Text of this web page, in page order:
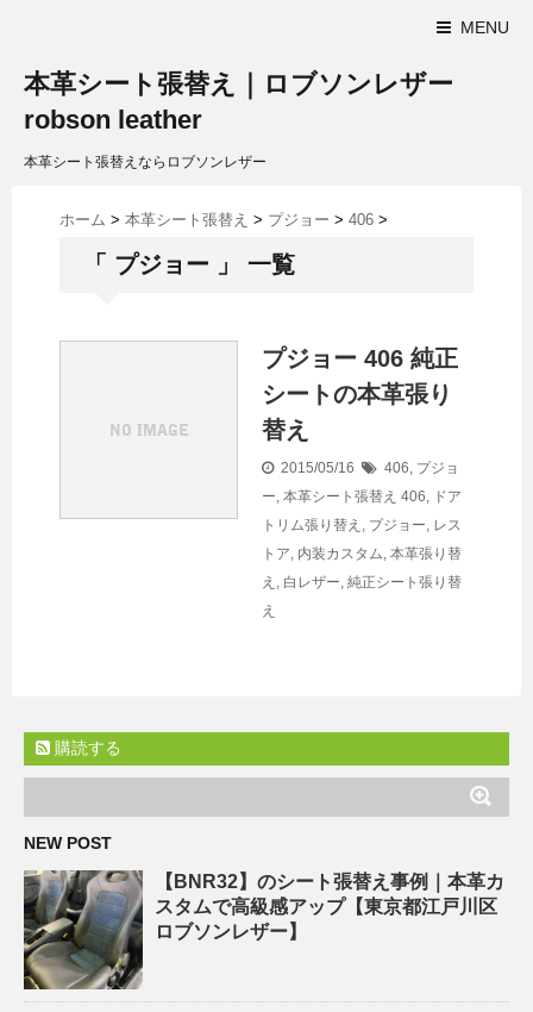
MENU
本革シート張替え｜ロブソンレザー
robson leather
本革シート張替えならロブソンレザー
ホーム > 本革シート張替え > プジョー > 406 >
「 プジョー 」 一覧
プジョー 406 純正
シートの本革張り
替え
2015/05/16 406, プジョ
ー, 本革シート張替え 406, ドア
トリム張り替え , プジョー, レス
トア, 内装カスタム, 本革張り替
え , 白レザー, 純正シート張り替
え
購読する
NEW POST
【BNR32】のシート張替え事例｜本革カ
スタムで高級感アップ【東京都江戸川区
ロブソンレザー】